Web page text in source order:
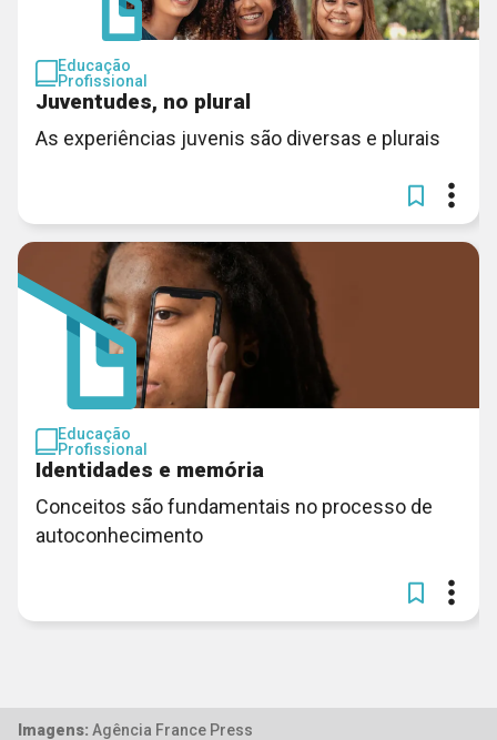
Educação
Profissional
Juventudes, no plural
As experiências juvenis são diversas e plurais
Educação
Profissional
Identidades e memória
Conceitos são fundamentais no processo de
autoconhecimento
Imagens: Agência France Press